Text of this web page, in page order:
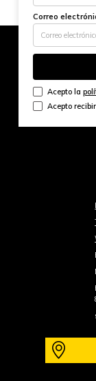
Correo
Acepto la
Acepto